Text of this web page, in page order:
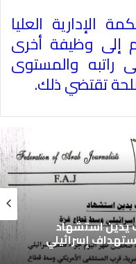
الإدارية العليا
إلى وظيفة أخرى
راتبه والمستوى
تقتضي ذلك.
يدين استشهاد
إسرائيلي